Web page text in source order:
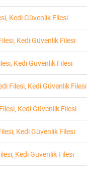
Kedi Güvenlik Filesi
Kedi Güvenlik Filesi
Kedi Güvenlik Filesi
Filesi, Kedi Güvenlik Filesi
Kedi Güvenlik Filesi
Kedi Güvenlik Filesi
Kedi Güvenlik Filesi